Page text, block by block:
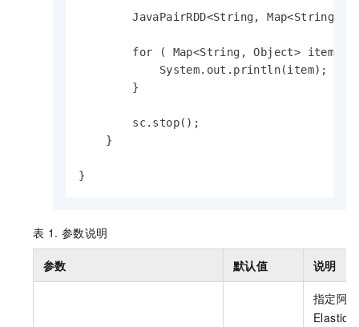
JavaPairRDD<String, Map<String,
for ( Map<String, Object> item :
            System.out.println(item);
        }
        sc.stop();
    }
}
表 1. 参数说明
参数 默认值 说明
指定阿